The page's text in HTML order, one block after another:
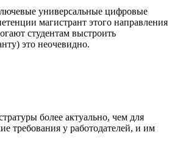
универсальные цифровые
магистрант этого направления
студентам выстроить
это неочевидно.
более актуально, чем для
требования у работодателей, и им